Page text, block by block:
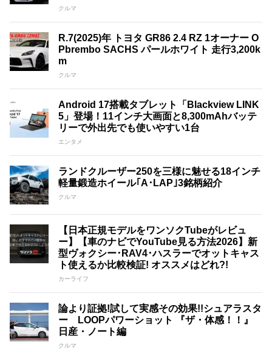
クルマ
R.7(2025)年 トヨタ GR86 2.4 RZ 1オーナー O
Pbrembo SACHS パールホワイト 走行3,200k
m
クルマ
Android 17搭載タブレット「Blackview LINK
5」登場！11インチ大画面と8,300mAhバッテ
リーで外出先でも使いやすい1台
エンタメ
ランドクルーザー250を三様に魅せる18インチ
軽量鍛造ホイール｢A･LAP｣3銘柄紹介
クルマ
【日本正規モデルをワンソクTubeがレビュ
ー】【車のナビでYouTube見る方法2026】新
型ヴォクシー･RAV4･ハスラーでオットキャス
ト使えるか比較検証! オススメはどれ?!
カーライフ
論より証拠!試して実感その効果!!シュアラスタ
ー LOOPパワーショット 『ザ・体感！！』
日産・ノート編
クルマ